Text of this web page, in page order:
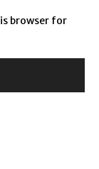
browser for